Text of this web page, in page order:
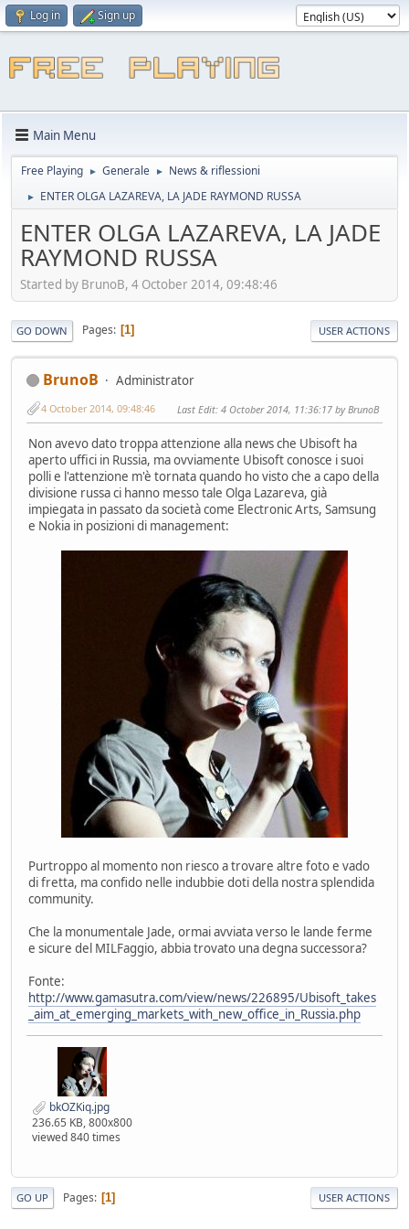
Log in Sign up
Main Menu
Free Playing ► Generale ► News & riflessioni
► ENTER OLGA LAZAREVA, LA JADE RAYMOND RUSSA
ENTER OLGA LAZAREVA, LA JADE
RAYMOND RUSSA
Started by BrunoB, 4 October 2014, 09:48:46
GO DOWN Pages 1 USER ACTIONS
BrunoB Administrator
4 October 2014, 09:48:46 Last Edit: 4 October 2014, 11:36:17 by BrunoB
Non avevo dato troppa attenzione alla news che Ubisoft ha
aperto uffici in Russia, ma ovviamente Ubisoft conosce i suoi
polli e l'attenzione m'è tornata quando ho visto che a capo della
divisione russa ci hanno messo tale Olga Lazareva, già
impiegata in passato da società come Electronic Arts, Samsung
e Nokia in posizioni di management:
Purtroppo al momento non riesco a trovare altre foto e vado
di fretta, ma confido nelle indubbie doti della nostra splendida
community.
Che la monumentale Jade, ormai avviata verso le lande ferme
e sicure del MILFaggio, abbia trovato una degna successora?
Fonte:
http://www.gamasutra.com/view/news/226895/Ubisoft_takes
_aim_at_emerging_markets_with_new_office_in_Russia.php
bkOZKiq.jpg
236.65 KB, 800x800
viewed 840 times
GO UP Pages 1 USER ACTIONS